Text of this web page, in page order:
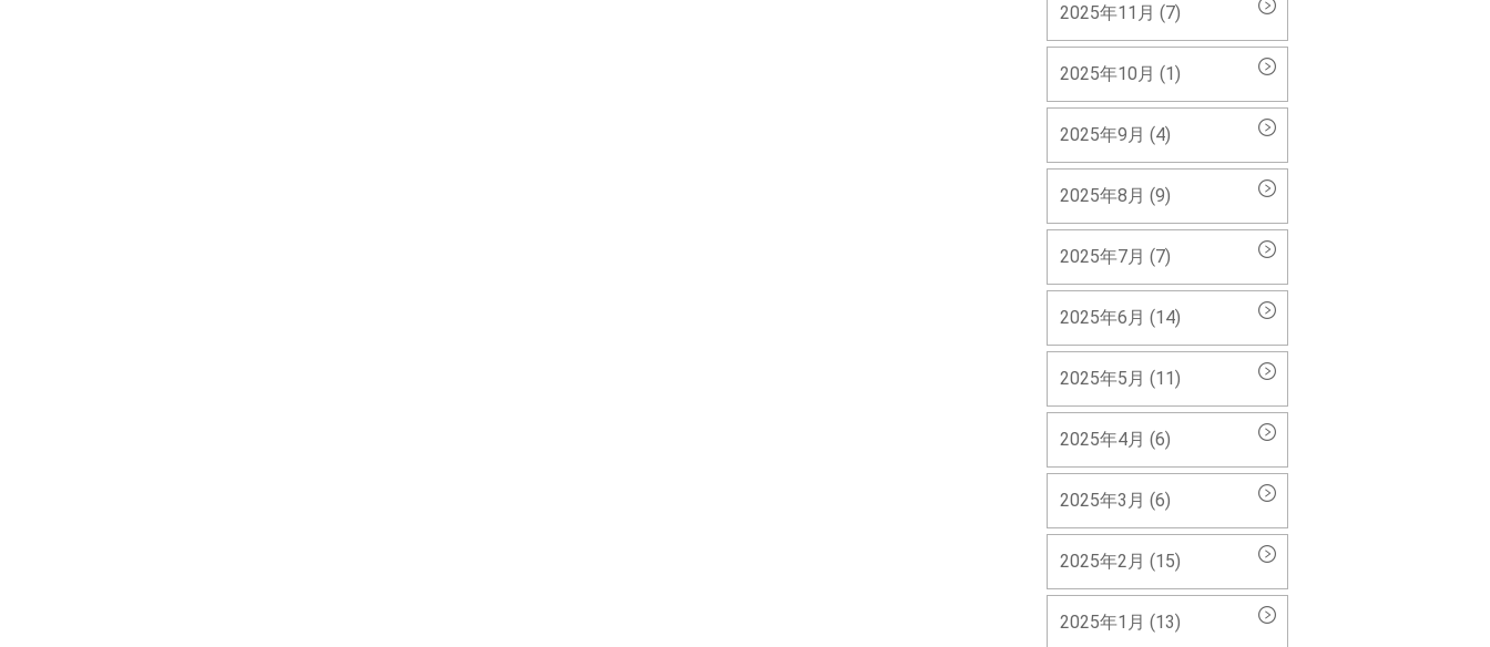
2025年11月 (7)
2025年10月 (1)
2025年9月 (4)
2025年8月 (9)
2025年7月 (7)
2025年6月 (14)
2025年5月 (11)
2025年4月 (6)
2025年3月 (6)
2025年2月 (15)
2025年1月 (13)